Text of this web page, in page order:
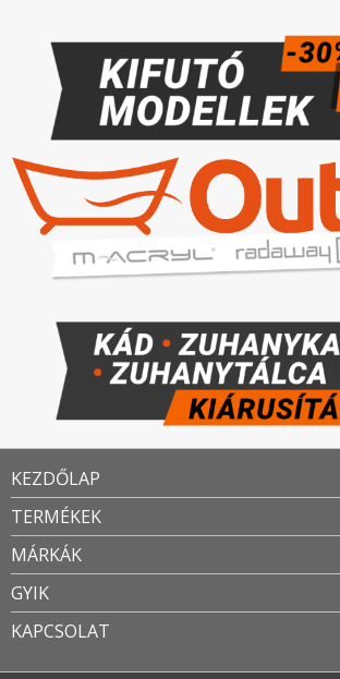
KEZDŐLAP
TERMÉKEK
MÁRKÁK
GYIK
KAPCSOLAT